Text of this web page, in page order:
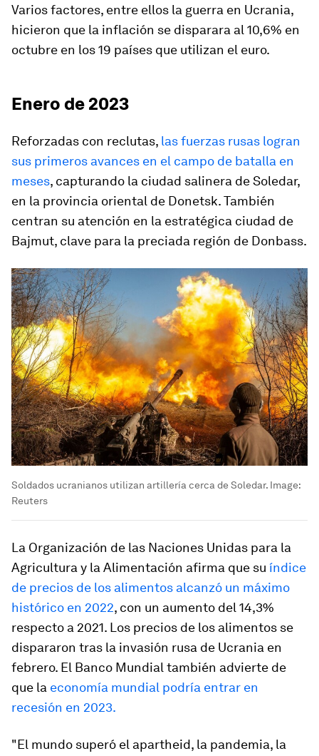
Varios factores, entre ellos la guerra en Ucrania,
hicieron que la inflación se disparara al 10,6% en
octubre en los 19 países que utilizan el euro.
Enero de 2023
Reforzadas con reclutas, las fuerzas rusas logran
sus primeros avances en el campo de batalla en
meses, capturando la ciudad salinera de Soledar,
en la provincia oriental de Donetsk. También
centran su atención en la estratégica ciudad de
Bajmut, clave para la preciada región de Donbass.
Soldados ucranianos utilizan artillería cerca de Soledar. Image:
Reuters
La Organización de las Naciones Unidas para la
Agricultura y la Alimentación afirma que su índice
de precios de los alimentos alcanzó un máximo
histórico en 2022, con un aumento del 14,3%
respecto a 2021. Los precios de los alimentos se
dispararon tras la invasión rusa de Ucrania en
febrero. El Banco Mundial también advierte de
que la economía mundial podría entrar en
recesión en 2023.
"El mundo superó el apartheid, la pandemia, la